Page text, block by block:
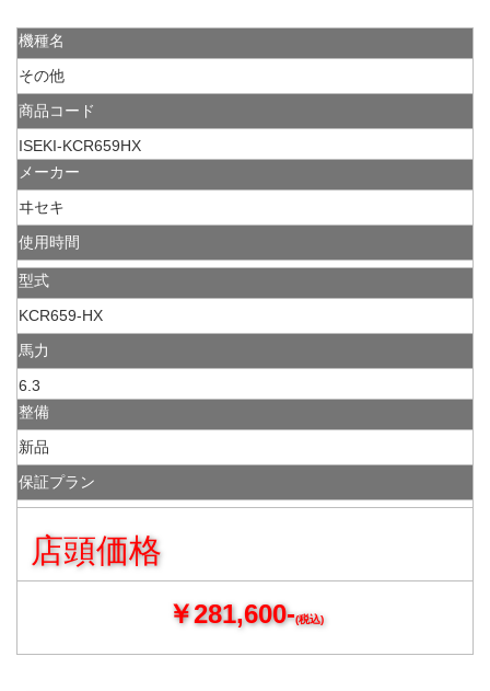
機種名
その他
商品コード
ISEKI-KCR659HX
メーカー
ヰセキ
使用時間
型式
KCR659-HX
馬力
6.3
整備
新品
保証プラン
店頭価格
￥281,600-(税込)